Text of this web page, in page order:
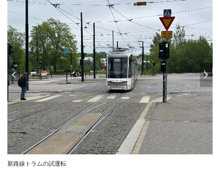
新路線トラムの試運転